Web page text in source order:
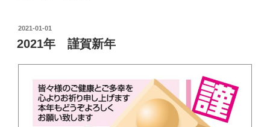
投
稿
日:
2021-01-01
2021年 謹賀新年